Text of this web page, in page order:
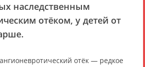
наследственным
отёком, у детей от
отёк — редкое